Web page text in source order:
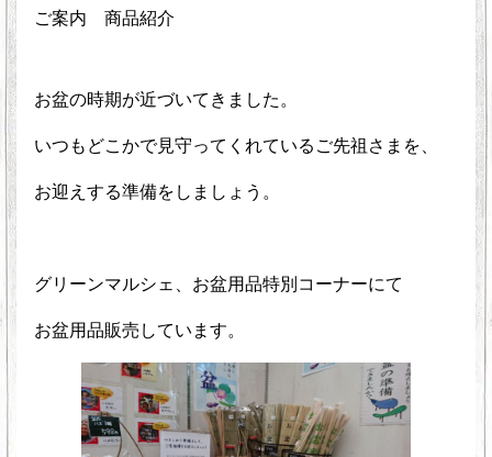
ご案内
商品紹介
お盆の時期が近づいてきました。
いつもどこかで見守ってくれているご先祖さまを、
お迎えする準備をしましょう。
グリーンマルシェ、お盆用品特別コーナーにて
お盆用品販売しています。